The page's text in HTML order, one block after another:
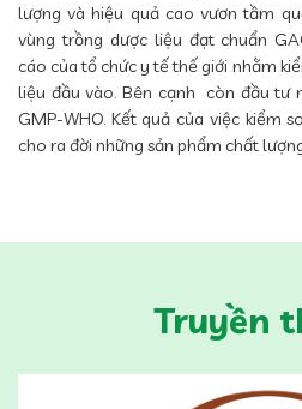
lượng và hiệu quả cao vươn tầm
vùng trồng dược liệu đạt chuẩn
cáo của tổ chức y tế thế giới nhằm
liệu đầu vào. Bên cạnh còn đầu tư
GMP-WHO. Kết quả của việc kiểm
cho ra đời những sản phẩm chất
Truyền